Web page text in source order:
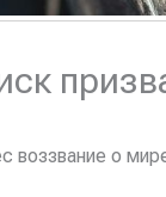
воззвание о